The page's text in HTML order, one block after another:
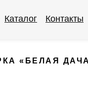
Каталог Контакты
«БЕЛАЯ